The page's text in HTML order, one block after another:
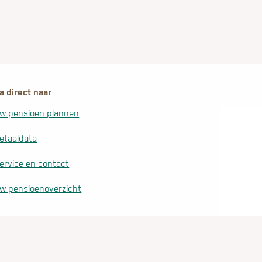
direct naar
pensioen plannen
en contact
pensioenoverzicht